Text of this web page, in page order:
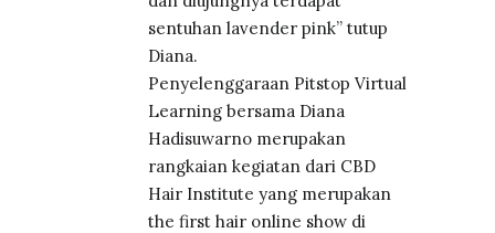
sentuhan lavender pink” tutup
Diana.
Penyelenggaraan Pitstop Virtual
Learning bersama Diana
Hadisuwarno merupakan
rangkaian kegiatan dari CBD
Hair Institute yang merupakan
the first hair online show di